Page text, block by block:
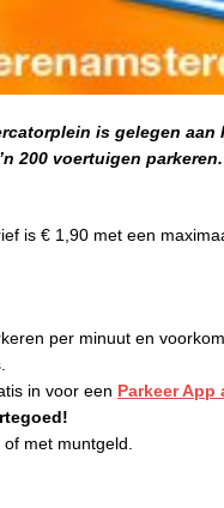
is gelegen aan
200 voertuigen parkeren.
is € 1,90 met een
per minuut en
in voor een Parkeer App
met muntgeld.